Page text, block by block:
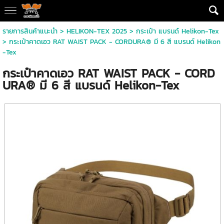
รายการสินค้าแนะนำ> HELIKON-TEX 2025> กระเป๋า แบรนด์ Helikon-Tex
> กระเป๋าคาดเอว RAT WAIST PACK - CORDURA® มี 6 สี แบรนด์ Helikon
-Tex
กระเป๋าคาดเอว RAT WAIST PACK - CORD
URA® มี 6 สี แบรนด์ Helikon-Tex